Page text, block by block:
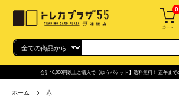
0
カート
合計10,000円以上ご購入で【ゆうパケット】送料無料！ 正午まで
ホーム 赤